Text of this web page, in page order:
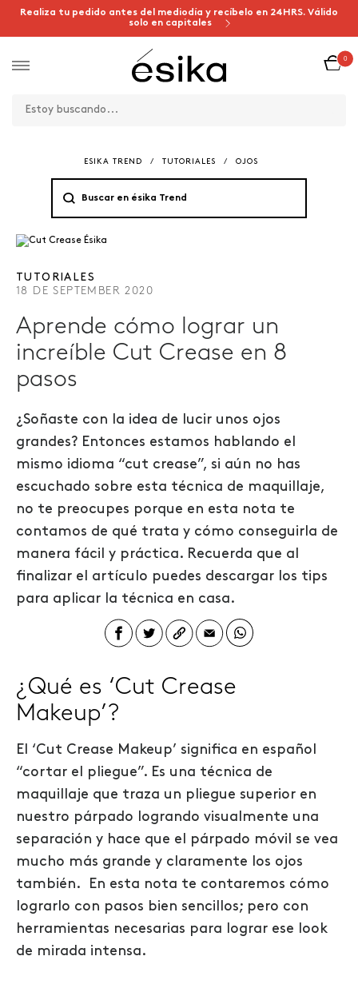
Realiza tu pedido antes del mediodía y recíbelo en 24HRS. Válido
solo en capitales
0
ESIKA TREND / TUTORIALES / OJOS
TUTORIALES
18 DE SEPTEMBER 2020
Aprende cómo lograr un
increíble Cut Crease en 8
pasos
¿Soñaste con la idea de lucir unos ojos
grandes? Entonces estamos hablando el
mismo idioma “cut crease”, si aún no has
escuchado sobre esta técnica de maquillaje,
no te preocupes porque en esta nota te
contamos de qué trata y cómo conseguirla de
manera fácil y práctica. Recuerda que al
finalizar el artículo puedes descargar los tips
para aplicar la técnica en casa.
¿Qué es ‘Cut Crease
Makeup’?
El ‘Cut Crease Makeup’ significa en español
“cortar el pliegue”. Es una técnica de
maquillaje que traza un pliegue superior en
nuestro párpado logrando visualmente una
separación y hace que el párpado móvil se vea
mucho más grande y claramente los ojos
también.
En esta nota te contaremos cómo
lograrlo con pasos bien sencillos; pero con
herramientas necesarias para lograr ese look
de mirada intensa.